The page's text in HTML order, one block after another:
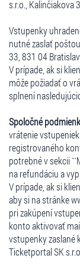
s.r.o., Kalinčiakova
Vstupenky
nutné zaslať
33, 831 04
V prípade, ak si
môže požiadať o
splnení
Spoločné
vrátenie
registrovaného
potrebné v sekcii
na refundáciu a
V prípade, ak si
aby si na stránke
pri zakúpení
konto aktivovať
vstupenky zaslané
Ticketportal SK